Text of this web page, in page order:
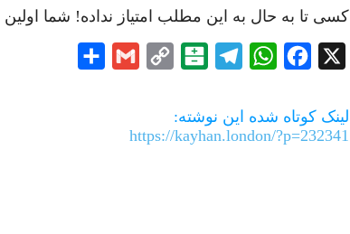
کسی تا به حال به این مطلب امتیاز نداده! شما اولین
X
Facebook
WhatsApp
Telegram
Balatarin
Copy
Gmail
لینک کوتاه شده این نوشته:
https://kayhan.london/?p=232341